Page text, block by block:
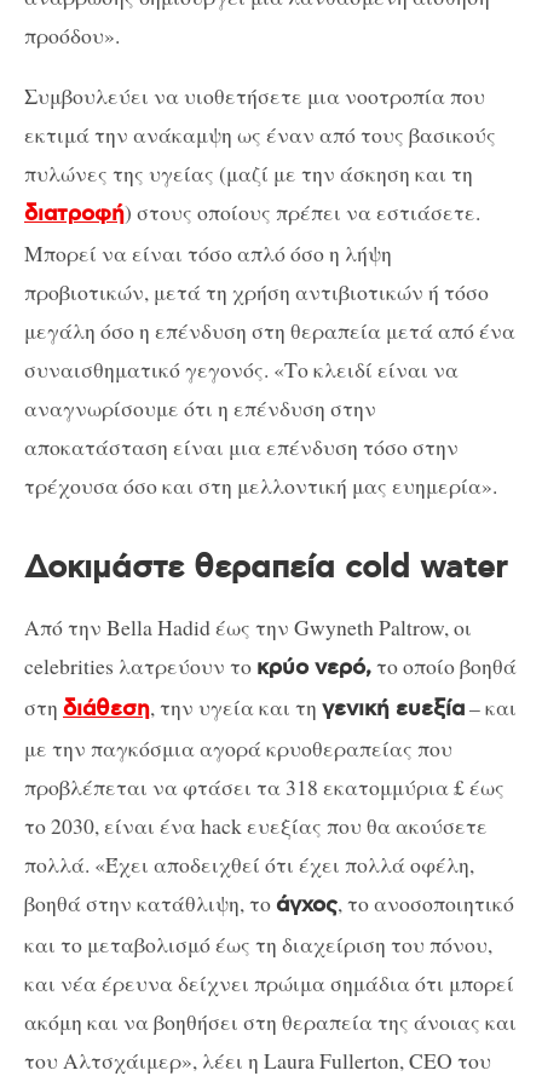
προόδου».
Συμβουλεύει να υιοθετήσετε μια νοοτροπία που
εκτιμά την ανάκαμψη ως έναν από τους βασικούς
πυλώνες της υγείας (μαζί με την άσκηση και τη
διατροφή) στους οποίους πρέπει να εστιάσετε.
Μπορεί να είναι τόσο απλό όσο η λήψη
προβιοτικών, μετά τη χρήση αντιβιοτικών ή τόσο
μεγάλη όσο η επένδυση στη θεραπεία μετά από ένα
συναισθηματικό γεγονός. «Το κλειδί είναι να
αναγνωρίσουμε ότι η επένδυση στην
αποκατάσταση είναι μια επένδυση τόσο στην
τρέχουσα όσο και στη μελλοντική μας ευημερία».
Δοκιμάστε θεραπεία cold water
Από την Bella Hadid έως την Gwyneth Paltrow, οι
celebrities λατρεύουν το κρύο νερό,το οποίο βοηθά
στη διάθεση, την υγεία και τη γενική ευεξία– και
με την παγκόσμια αγορά κρυοθεραπείας που
προβλέπεται να φτάσει τα 318 εκατομμύρια £ έως
το 2030, είναι ένα hack ευεξίας που θα ακούσετε
πολλά. «Έχει αποδειχθεί ότι έχει πολλά οφέλη,
βοηθά στην κατάθλιψη, τοάγχος, το ανοσοποιητικό
και το μεταβολισμό έως τη διαχείριση του πόνου,
και νέα έρευνα δείχνει πρώιμα σημάδια ότι μπορεί
ακόμη και να βοηθήσει στη θεραπεία της άνοιας και
του Αλτσχάιμερ», λέει η Laura Fullerton, CEO του